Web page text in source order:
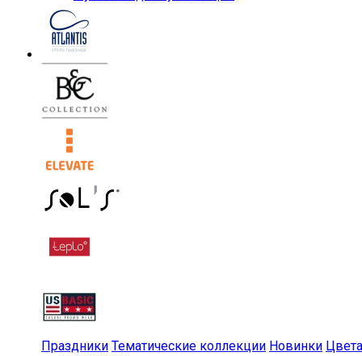
Праздники Тематические коллекции Новинки Цвета